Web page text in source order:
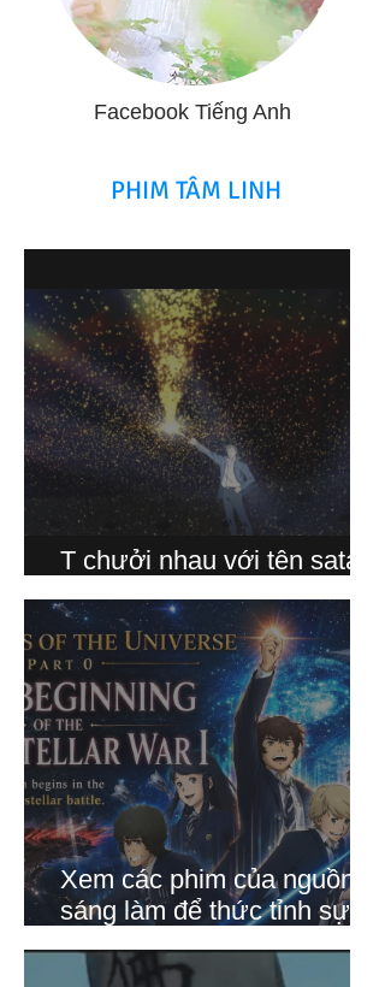
Facebook Tiếng Anh
PHIM TÂM LINH
T chưởi nhau với tên satan
trong phim này, hehe
Xem các phim của nguồn
sáng làm để thức tỉnh sự
công chính bên trong mỗi
con người mà Thượng Đế